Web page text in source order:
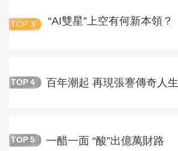
TOP 3 “AI雙星”上空有何新本領？
TOP 4 百年潮起 再現張謇傳奇人生
TOP 5 一醋一面 “酸”出億萬財路